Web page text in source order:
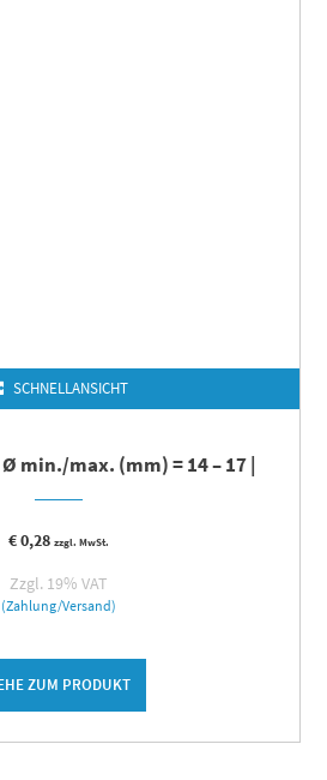
SCHNELLANSICHT
Ø min./max. (mm) = 14 – 17 |
€0,28 zzgl. MwSt.
Zzgl. 19% VAT
(Zahlung/Versand)
ZUM PRODUKT